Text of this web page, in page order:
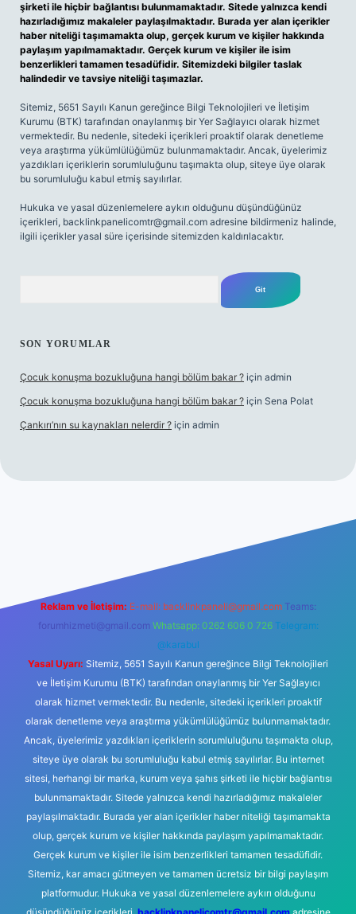
şirketi ile hiçbir bağlantısı bulunmamaktadır. Sitede yalnızca kendi
hazırladığımız makaleler paylaşılmaktadır. Burada yer alan içerikler
haber niteliği taşımamakta olup, gerçek kurum ve kişiler hakkında
paylaşım yapılmamaktadır. Gerçek kurum ve kişiler ile isim
benzerlikleri tamamen tesadüfidir. Sitemizdeki bilgiler taslak
halindedir ve tavsiye niteliği taşımazlar.
Sitemiz, 5651 Sayılı Kanun gereğince Bilgi Teknolojileri ve İletişim
Kurumu (BTK) tarafından onaylanmış bir Yer Sağlayıcı olarak hizmet
vermektedir. Bu nedenle, sitedeki içerikleri proaktif olarak denetleme
veya araştırma yükümlülüğümüz bulunmamaktadır. Ancak, üyelerimiz
yazdıkları içeriklerin sorumluluğunu taşımakta olup, siteye üye olarak
bu sorumluluğu kabul etmiş sayılırlar.
Hukuka ve yasal düzenlemelere aykırı olduğunu düşündüğünüz
içerikleri, backlinkpanelicomtr@gmail.com adresine bildirmeniz halinde,
ilgili içerikler yasal süre içerisinde sitemizden kaldırılacaktır.
SON YORUMLAR
Çocuk konuşma bozukluğuna hangi bölüm bakar ? için admin
Çocuk konuşma bozukluğuna hangi bölüm bakar ? için Sena Polat
Çankırı’nın su kaynakları nelerdir ? için admin
Reklam ve İletişim: E-mail: backlinkpaneli@gmail.com Teams:
forumhizmeti@gmail.com Whatsapp: 0262 606 0 726 Telegram:
@karabul
Yasal Uyarı: Sitemiz, 5651 Sayılı Kanun gereğince Bilgi Teknolojileri
ve İletişim Kurumu (BTK) tarafından onaylanmış bir Yer Sağlayıcı
olarak hizmet vermektedir. Bu nedenle, sitedeki içerikleri proaktif
olarak denetleme veya araştırma yükümlülüğümüz bulunmamaktadır.
Ancak, üyelerimiz yazdıkları içeriklerin sorumluluğunu taşımakta olup,
siteye üye olarak bu sorumluluğu kabul etmiş sayılırlar. Bu internet
sitesi, herhangi bir marka, kurum veya şahıs şirketi ile hiçbir bağlantısı
bulunmamaktadır. Sitede yalnızca kendi hazırladığımız makaleler
paylaşılmaktadır. Burada yer alan içerikler haber niteliği taşımamakta
olup, gerçek kurum ve kişiler hakkında paylaşım yapılmamaktadır.
Gerçek kurum ve kişiler ile isim benzerlikleri tamamen tesadüfidir.
Sitemiz, kar amacı gütmeyen ve tamamen ücretsiz bir bilgi paylaşım
platformudur. Hukuka ve yasal düzenlemelere aykırı olduğunu